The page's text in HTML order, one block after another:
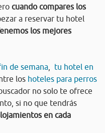
cuando compares los
a reservar tu hotel
los mejores
de semana
tu hotel en
los hoteles para perros
no solo te ofrece
si no que tendrás
en cada